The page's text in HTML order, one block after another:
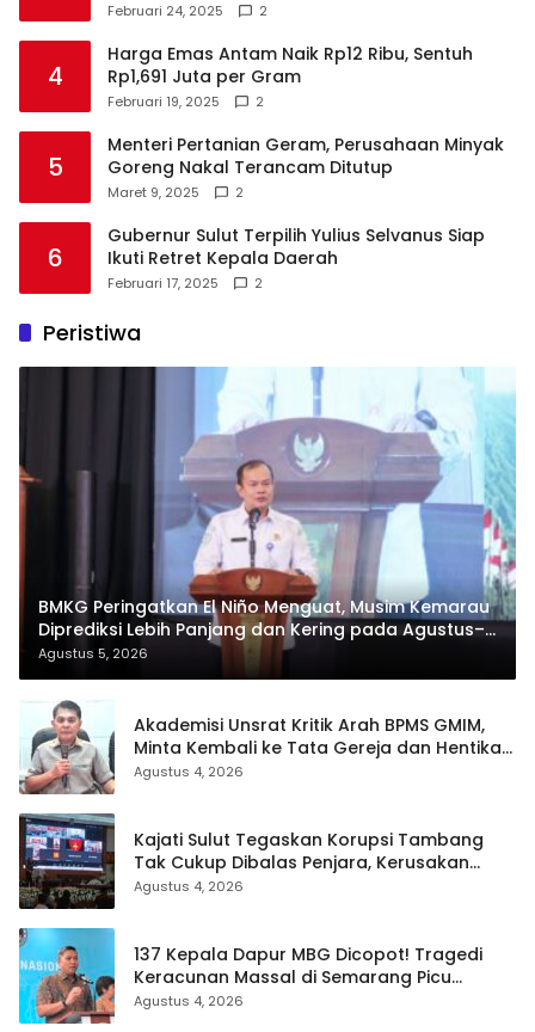
Talaud
Februari 24, 2025 2
4
Harga Emas Antam Naik Rp12 Ribu, Sentuh
Rp1,691 Juta per Gram
Februari 19, 2025 2
5
Menteri Pertanian Geram, Perusahaan Minyak
Goreng Nakal Terancam Ditutup
Maret 9, 2025 2
6
Gubernur Sulut Terpilih Yulius Selvanus Siap
Ikuti Retret Kepala Daerah
Februari 17, 2025 2
Peristiwa
BMKG Peringatkan El Niño Menguat, Musim Kemarau
Diprediksi Lebih Panjang dan Kering pada Agustus–
September
Agustus 5, 2026
Akademisi Unsrat Kritik Arah BPMS GMIM,
Minta Kembali ke Tata Gereja dan Hentikan
Polarisasi
Agustus 4, 2026
Kajati Sulut Tegaskan Korupsi Tambang
Tak Cukup Dibalas Penjara, Kerusakan
Lingkungan Wajib Dipulihkan
Agustus 4, 2026
137 Kepala Dapur MBG Dicopot! Tragedi
Keracunan Massal di Semarang Picu
Bersih-Bersih Besar Badan Gizi Nasional
Agustus 4, 2026